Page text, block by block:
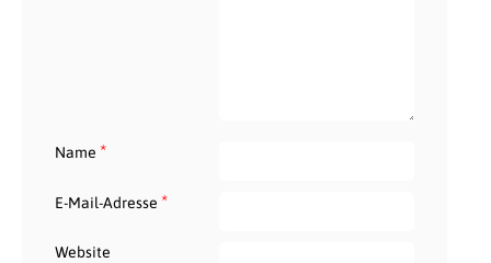
Name *
E-Mail-Adresse *
Website